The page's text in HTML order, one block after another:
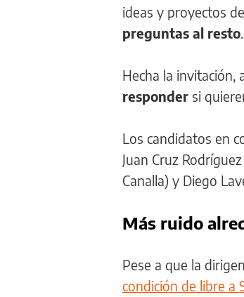
ideas y proyectos
preguntas al resto
Hecha la invitación,
responder si
Los candidatos en
Juan Cruz
Canalla) y Diego
Más ruido
Pese a que la
condición de libre a